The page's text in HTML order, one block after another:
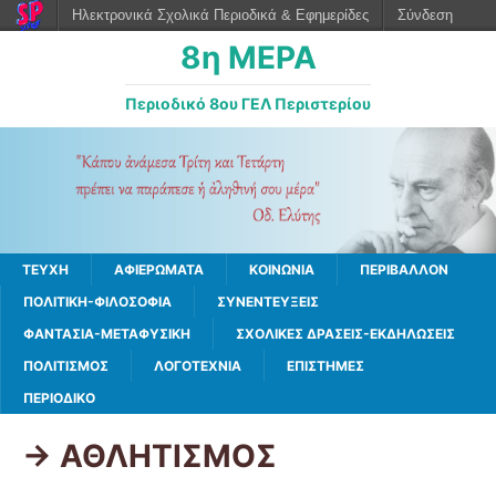
8η ΜΕΡΑ
Περιοδικό 8ου ΓΕΛ Περιστερίου
ΤΕΥΧΗ ΑΦΙΕΡΩΜΑΤΑ ΚΟΙΝΩΝΙΑ
ΠΕΡΙΒΑΛΛΟΝ
ΠΟΛΙΤΙΚΗ-ΦΙΛΟΣΟΦΙΑ
ΣΥΝΕΝΤΕΥΞΕΙΣ
ΦΑΝΤΑΣΙΑ-ΜΕΤΑΦΥΣΙΚΗ
ΣΧΟΛΙΚΕΣ ΔΡΑΣΕΙΣ-ΕΚΔΗΛΩΣΕΙΣ
ΠΟΛΙΤΙΣΜΟΣ
ΛΟΓΟΤΕΧΝΙΑ
ΕΠΙΣΤΗΜΕΣ
ΠΕΡΙΟΔΙΚΟ
-> ΑΘΛΗΤΙΣΜΟΣ
Ηλεκτρονικά Σχολικά Περιοδικά & Εφημερίδες Σύνδεση